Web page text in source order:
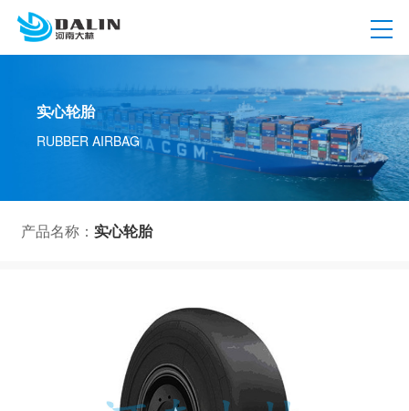
实心轮胎
RUBBER AIRBAG
产品名称： 实心轮胎